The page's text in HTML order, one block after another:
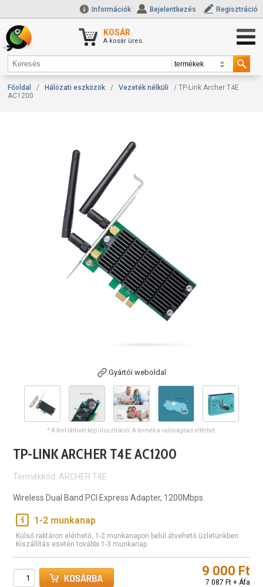
Információk Bejelentkezés Regisztráció
KOSÁR
A kosár üres.
Főoldal / Hálózati eszközök / Vezeték nélküli
/ TP-Link Archer T4E
AC1200
Gyártói weboldal
* A fent látható kép illusztráció. A termék a valóságban eltérhet.
TP-LINK ARCHER T4E AC1200
Termékkód: ARCHER T4E
Wireless Dual Band PCI Express Adapter, 1200Mbps
1-2 munkanap
Külső raktáron elérhető, 1-2 munkanapon belül átvehető üzletünkben.
Kiszállítás esetén további 1-3 munkanap.
9 000 Ft
7 087 Ft + Áfa